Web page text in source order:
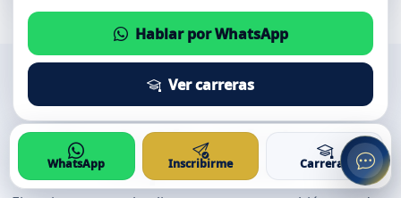
Vinculación, prácticas y
empleabilidad
Hablar por WhatsApp
Ver carreras
WhatsApp Inscribirme Carreras